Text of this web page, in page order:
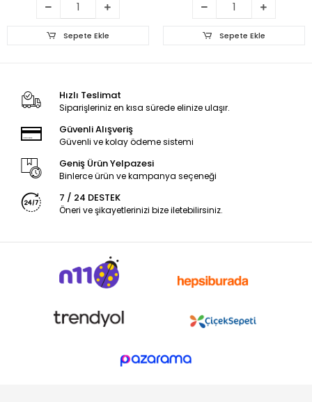
Sepete Ekle Sepete Ekle
Hızlı Teslimat
Siparişleriniz en kısa sürede elinize ulaşır.
Güvenli Alışveriş
Güvenli ve kolay ödeme sistemi
Geniş Ürün Yelpazesi
Binlerce ürün ve kampanya seçeneği
7 / 24 DESTEK
Öneri ve şikayetlerinizi bize iletebilirsiniz.